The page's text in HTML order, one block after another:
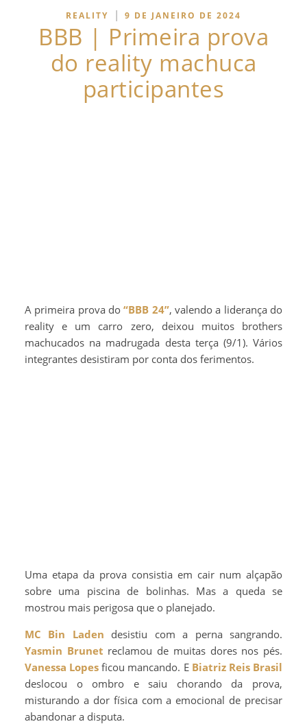
REALITY | 9 DE JANEIRO DE 2024
BBB | Primeira prova
do reality machuca
participantes
A primeira prova do“BBB 24”, valendo a liderança do
reality e um carro zero, deixou muitos brothers
machucados na madrugada desta terça (9/1). Vários
integrantes desistiram por conta dos ferimentos.
Uma etapa da prova consistia em cair num alçapão
sobre uma piscina de bolinhas. Mas a queda se
mostrou mais perigosa que o planejado.
MC Bin Laden desistiu com a perna sangrando.
Yasmin Brunet reclamou de muitas dores nos pés.
Vanessa Lopes ficou mancando. E Biatriz Reis Brasil
deslocou o ombro e saiu chorando da prova,
misturando a dor física com a emocional de precisar
abandonar a disputa.